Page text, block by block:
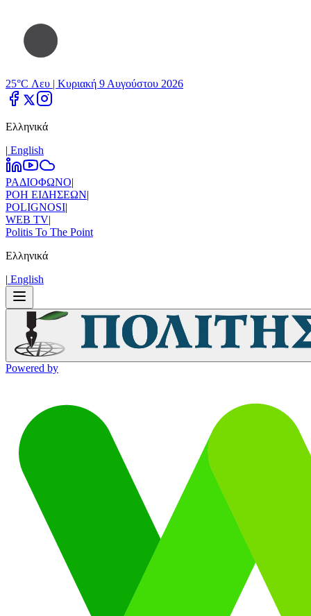
25°C Λευ | Κυριακή 9 Αυγούστου 2026
Ελληνικά
| Εnglish
ΡΑΔΙΟΦΩΝΟ|
ΡΟΗ ΕΙΔΗΣΕΩΝ|
POLIGNOSI|
WEB TV|
Politis To The Point
Ελληνικά
| Εnglish
Powered by